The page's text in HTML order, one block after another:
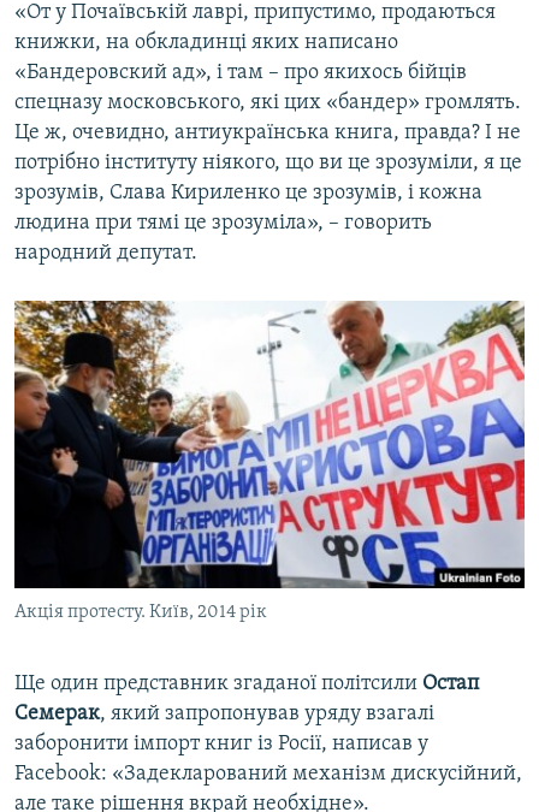
«От у Почаївській лаврі, припустимо, продаються
книжки, на обкладинці яких написано
«Бандеровский ад», і там – про якихось бійців
спецназу московського, які цих «бандер» громлять.
Це ж, очевидно, антиукраїнська книга, правда? І не
потрібно інституту ніякого, що ви це зрозуміли, я це
зрозумів, Слава Кириленко це зрозумів, і кожна
людина при тямі це зрозуміла», – говорить
народний депутат.
Акція протесту. Київ, 2014 рік
Ще один представник згаданої політсили Остап
Семерак, який запропонував уряду взагалі
заборонити імпорт книг із Росії, написав у
Facebook: «Задекларований механізм дискусійний,
але таке рішення вкрай необхідне».